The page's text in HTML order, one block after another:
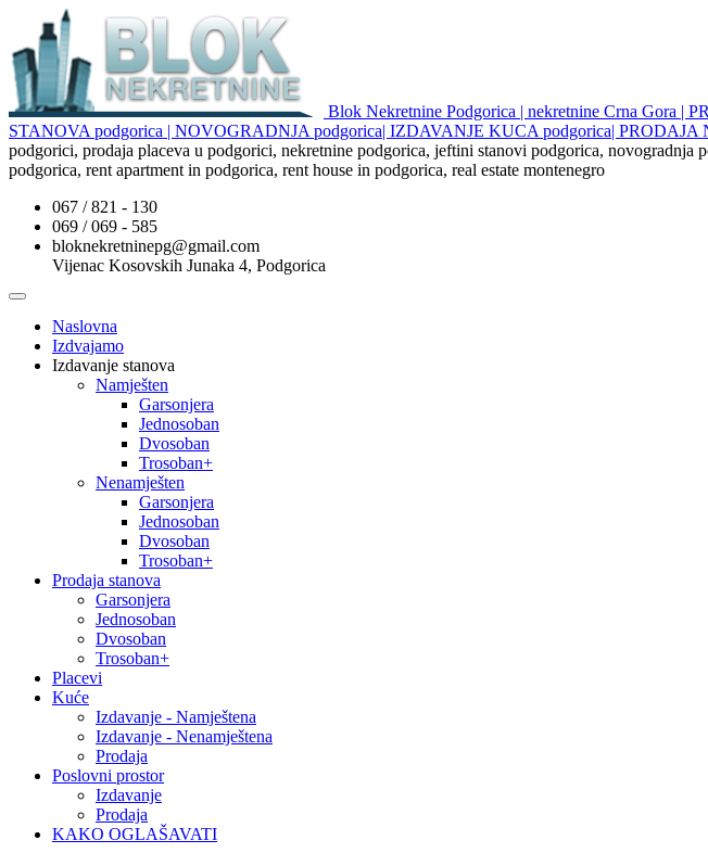
Blok Nekretnine Podgorica | nekretnine Crna Gora
STANOVA podgorica | NOVOGRADNJA podgorica| IZDAVANJE KUCA podgorica|
podgorici, prodaja placeva u podgorici, nekretnine podgorica, jeftini stanovi podgorica, novogradnja
podgorica, rent apartment in podgorica, rent house in podgorica, real estate montenegro
067 / 821 - 130
069 / 069 - 585
bloknekretninepg@gmail.com
Vijenac Kosovskih Junaka 4, Podgorica
Naslovna
Izdvajamo
Izdavanje stanova
Namješten
Garsonjera
Jednosoban
Dvosoban
Trosoban+
Nenamješten
Garsonjera
Jednosoban
Dvosoban
Trosoban+
Prodaja stanova
Garsonjera
Jednosoban
Dvosoban
Trosoban+
Placevi
Kuće
Izdavanje - Namještena
Izdavanje - Nenamještena
Prodaja
Poslovni prostor
Izdavanje
Prodaja
KAKO OGLAŠAVATI